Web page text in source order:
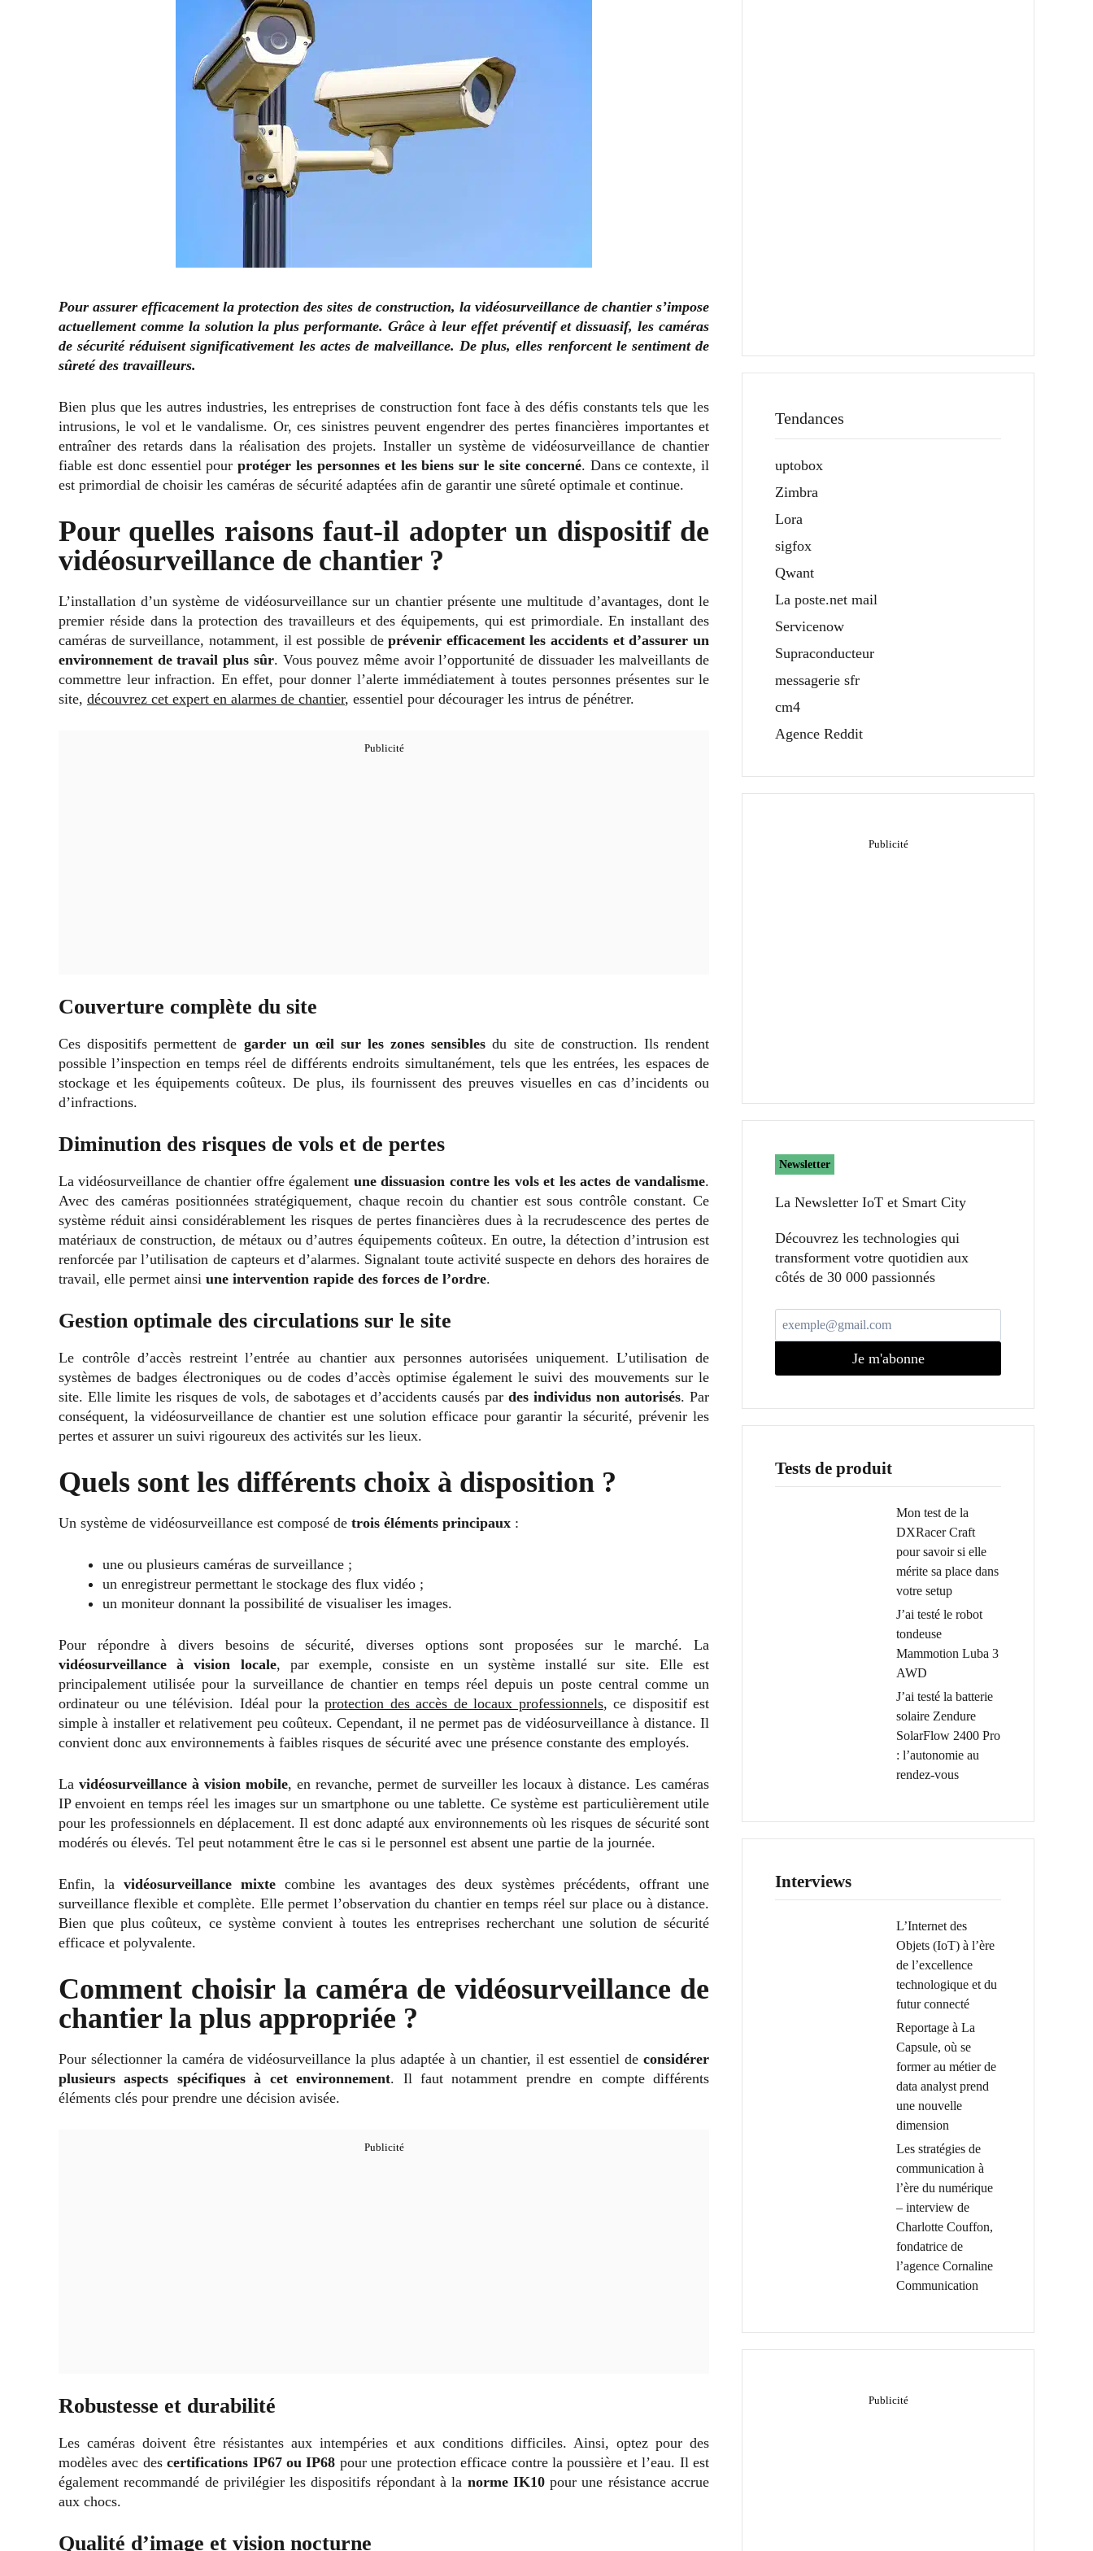
Pour assurer efficacement la protection des sites de construction, la vidéosurveillance de chantier s’impose
actuellement comme la solution la plus performante. Grâce à leur effet préventif et dissuasif, les caméras
de sécurité réduisent significativement les actes de malveillance. De plus, elles renforcent le sentiment de
sûreté des travailleurs.
Bien plus que les autres industries, les entreprises de construction font face à des défis constants tels que les
intrusions, le vol et le vandalisme. Or, ces sinistres peuvent engendrer des pertes financières importantes et
entraîner des retards dans la réalisation des projets. Installer un système de vidéosurveillance de chantier
fiable est donc essentiel pourprotéger les personnes et les biens sur le site concerné. Dans ce contexte, il
est primordial de choisir les caméras de sécurité adaptées afin de garantir une sûreté optimale et continue.
Pour quelles raisons faut-il adopter un dispositif de
vidéosurveillance de chantier ?
L’installation d’un système de vidéosurveillance sur un chantier présente une multitude d’avantages, dont le
premier réside dans la protection des travailleurs et des équipements, qui est primordiale. En installant des
caméras de surveillance, notamment, il est possible deprévenir efficacement les accidents et d’assurer un
environnement de travail plus sûr. Vous pouvez même avoir l’opportunité de dissuader les malveillants de
commettre leur infraction. En effet, pour donner l’alerte immédiatement à toutes personnes présentes sur le
site, découvrez cet expert en alarmes de chantier, essentiel pour décourager les intrus de pénétrer.
Couverture complète du site
Ces dispositifs permettent de garder un œil sur les zones sensibles du site de construction. Ils rendent
possible l’inspection en temps réel de différents endroits simultanément, tels que les entrées, les espaces de
stockage et les équipements coûteux. De plus, ils fournissent des preuves visuelles en cas d’incidents ou
d’infractions.
Diminution des risques de vols et de pertes
La vidéosurveillance de chantier offre également une dissuasion contre les vols et les actes de vandalisme.
Avec des caméras positionnées stratégiquement, chaque recoin du chantier est sous contrôle constant. Ce
système réduit ainsi considérablement les risques de pertes financières dues à la recrudescence des pertes de
matériaux de construction, de métaux ou d’autres équipements coûteux. En outre, la détection d’intrusion est
renforcée par l’utilisation de capteurs et d’alarmes. Signalant toute activité suspecte en dehors des horaires de
travail, elle permet ainsi une intervention rapide des forces de l’ordre.
Gestion optimale des circulations sur le site
Le contrôle d’accès restreint l’entrée au chantier aux personnes autorisées uniquement. L’utilisation de
systèmes de badges électroniques ou de codes d’accès optimise également le suivi des mouvements sur le
site. Elle limite les risques de vols, de sabotages et d’accidents causés par des individus non autorisés. Par
conséquent, la vidéosurveillance de chantier est une solution efficace pour garantir la sécurité, prévenir les
pertes et assurer un suivi rigoureux des activités sur les lieux.
Quels sont les différents choix à disposition ?
Un système de vidéosurveillance est composé de trois éléments principaux :
une ou plusieurs caméras de surveillance ;
un enregistreur permettant le stockage des flux vidéo ;
un moniteur donnant la possibilité de visualiser les images.
Pour répondre à divers besoins de sécurité, diverses options sont proposées sur le marché. La
vidéosurveillance à vision locale, par exemple, consiste en un système installé sur site. Elle est
principalement utilisée pour la surveillance de chantier en temps réel depuis un poste central comme un
ordinateur ou une télévision. Idéal pour laprotection des accès de locaux professionnels, ce dispositif est
simple à installer et relativement peu coûteux. Cependant, il ne permet pas de vidéosurveillance à distance. Il
convient donc aux environnements à faibles risques de sécurité avec une présence constante des employés.
La vidéosurveillance à vision mobile, en revanche, permet de surveiller les locaux à distance. Les caméras
IP envoient en temps réel les images sur un smartphone ou une tablette. Ce système est particulièrement utile
pour les professionnels en déplacement. Il est donc adapté aux environnements où les risques de sécurité sont
modérés ou élevés. Tel peut notamment être le cas si le personnel est absent une partie de la journée.
Enfin, la vidéosurveillance mixte combine les avantages des deux systèmes précédents, offrant une
surveillance flexible et complète. Elle permet l’observation du chantier en temps réel sur place ou à distance.
Bien que plus coûteux, ce système convient à toutes les entreprises recherchant une solution de sécurité
efficace et polyvalente.
Comment choisir la caméra de vidéosurveillance de
chantier la plus appropriée ?
Pour sélectionner la caméra de vidéosurveillance la plus adaptée à un chantier, il est essentiel de considérer
plusieurs aspects spécifiques à cet environnement. Il faut notamment prendre en compte différents
éléments clés pour prendre une décision avisée.
Robustesse et durabilité
Les caméras doivent être résistantes aux intempéries et aux conditions difficiles. Ainsi, optez pour des
modèles avec descertifications IP67 ou IP68 pour une protection efficace contre la poussière et l’eau. Il est
également recommandé de privilégier les dispositifs répondant à la norme IK10pour une résistance accrue
aux chocs.
Qualité d’image et vision nocturne
Tendances
uptobox
Zimbra
Lora
sigfox
Qwant
La poste.net mail
Servicenow
Supraconducteur
messagerie sfr
cm4
Agence Reddit
Newsletter
La Newsletter IoT et Smart City​
Découvrez les technologies qui
transforment votre quotidien aux
côtés de 30 000 passionnés
Je m'abonne
Tests de produit
Mon test de la
DXRacer Craft
pour savoir si elle
mérite sa place dans
votre setup
J’ai testé le robot
tondeuse
Mammotion Luba 3
AWD
J’ai testé la batterie
solaire Zendure
SolarFlow 2400 Pro
: l’autonomie au
rendez-vous
Interviews
L’Internet des
Objets (IoT) à l’ère
de l’excellence
technologique et du
futur connecté
Reportage à La
Capsule, où se
former au métier de
data analyst prend
une nouvelle
dimension
Les stratégies de
communication à
l’ère du numérique
– interview de
Charlotte Couffon,
fondatrice de
l’agence Cornaline
Communication